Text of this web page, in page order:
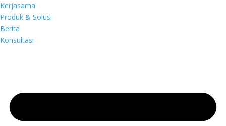
Kerjasama
Produk & Solusi
Berita
Konsultasi